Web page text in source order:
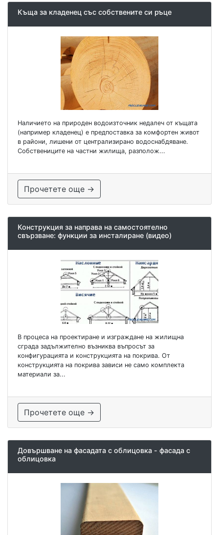
Къща за кладенец със собствените си ръце
Наличието на природен водоизточник недалеч от къщата
(например кладенец) е предпоставка за комфортен живот
в райони, лишени от централизирано водоснабдяване.
Собствениците на частни жилища, разполож...
Прочетете още →
Конструкция за направа на самостоятелно
свързване: функции за инсталиране (видео)
В процеса на проектиране и изграждане на жилищна
сграда задължително възниква въпросът за
конфигурацията и конструкцията на покрива. От
конструкцията на покрива зависи не само комплекта
материали за...
Прочетете още →
Довършване на фасадата с облицовка - фасада с
облицовка